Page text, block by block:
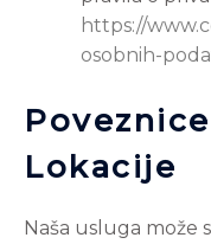
https://
osobnih-
Lokacije
Naša usluga može